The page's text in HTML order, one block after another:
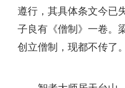
遵行，其具体条文今已
子良有《僧制》一卷。
创立僧制，现都不传了。